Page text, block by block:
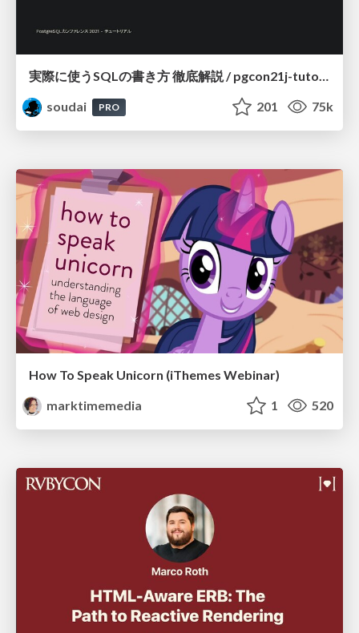
実際に使うSQLの書き方 徹底解説 / pgcon21j-tutorial
soudai
PRO 201 75k
How To Speak Unicorn (iThemes Webinar)
marktimemedia
1 520